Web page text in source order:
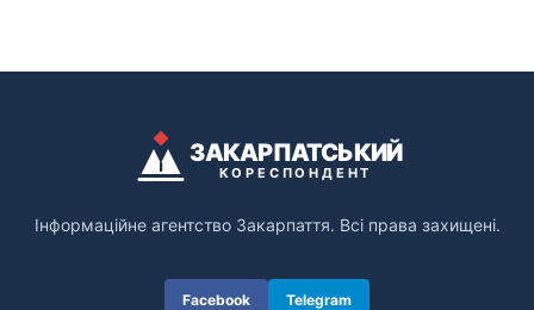
ЗАКАРПАТСЬКИЙ
КОРЕСПОНДЕНТ
Інформаційне агентство Закарпаття. Всі права захищені.
Facebook Telegram